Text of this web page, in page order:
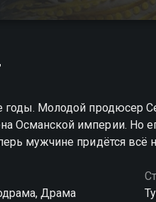
годы. Молодой продюсер
Османской империи. Но
мужчине придётся всё
Драма